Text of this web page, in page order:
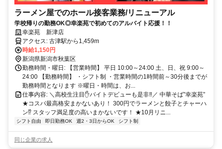
ラーメン屋でのホール接客業務/リニューアル
学校帰りの勤務OK◎幸楽苑で初めてのアルバイト応援！！
幸楽苑 新津店
アクセス: 古津駅から1,459m
時給1,150円
新潟県新潟市秋葉区
勤務時間・曜日: 【営業時間】 平日 10:00～24:00 土、日、祝 9:00～
24:00 【勤務時間】 ・シフト制 ・営業時間の1時間前～30分後までが
勤務時間となります ※曜日・時間は、お...
仕事内容: ＼高校生注目✋️バイトデビューも是非‼／ 中華そば”幸楽苑”
★コスパ最高格安まかないあり！ 300円でラーメンと餃子とチャーハ
ン⁉ スタッフ満足度の高いまかないです！ ★10月リニ...
シフト自由 即日勤務OK 週2・3日からOK シフト制
同じ企業の求人